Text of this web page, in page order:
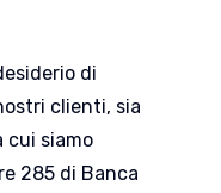
di
clienti, sia
cui siamo
285 di Banca